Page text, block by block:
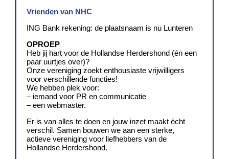
Vrienden van NHC
ING Bank rekening: de plaatsnaam is nu Lunteren
OPROEP
Heb jij hart voor de Hollandse Herdershond (én een
paar uurtjes over)?
Onze vereniging zoekt enthousiaste vrijwilligers
voor verschillende functies!
We hebben plek voor:
– iemand voor PR en communicatie
– een webmaster.
Er is van alles te doen en jouw inzet maakt écht
verschil. Samen bouwen we aan een sterke,
actieve vereniging voor liefhebbers van de
Hollandse Herdershond.